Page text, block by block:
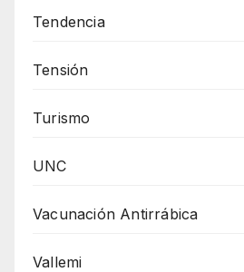
Tendencia
Tensión
Turismo
UNC
Vacunación Antirrábica
Vallemi